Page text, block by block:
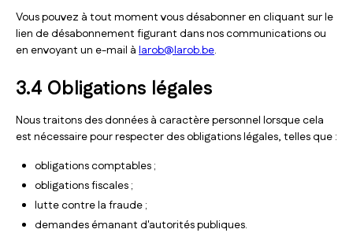
Vous pouvez à tout moment vous désabonner en cliquant sur le
lien de désabonnement figurant dans nos communications ou
en envoyant un e-mail à larob@larob.be.
3.4 Obligations légales
Nous traitons des données à caractère personnel lorsque cela
est nécessaire pour respecter des obligations légales, telles que :
obligations comptables ;
obligations fiscales ;
lutte contre la fraude ;
demandes émanant d'autorités publiques.